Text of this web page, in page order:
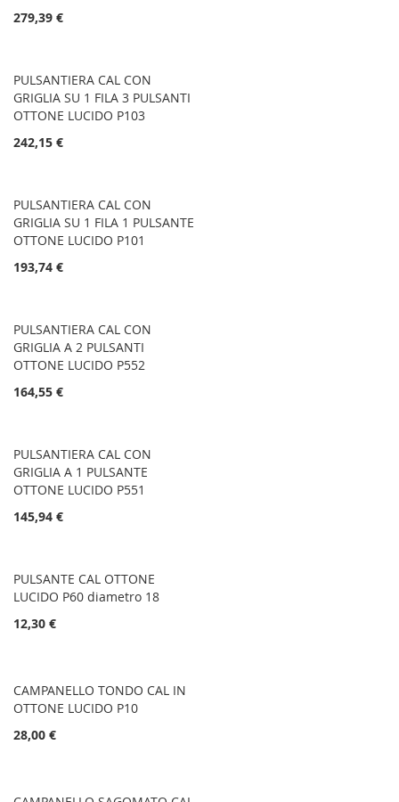
279,39 €
PULSANTIERA CAL CON
GRIGLIA SU 1 FILA 3 PULSANTI
OTTONE LUCIDO P103
242,15 €
PULSANTIERA CAL CON
GRIGLIA SU 1 FILA 1 PULSANTE
OTTONE LUCIDO P101
193,74 €
PULSANTIERA CAL CON
GRIGLIA A 2 PULSANTI
OTTONE LUCIDO P552
164,55 €
PULSANTIERA CAL CON
GRIGLIA A 1 PULSANTE
OTTONE LUCIDO P551
145,94 €
PULSANTE CAL OTTONE
LUCIDO P60 diametro 18
12,30 €
CAMPANELLO TONDO CAL IN
OTTONE LUCIDO P10
28,00 €